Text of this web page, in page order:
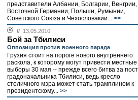
представители Албании, Болгарии, Венгрии,
Восточной Германии, Польши, Румынии,
Советского Союза и Чехословакии... >>
// 13.05.2010
Бой за Тбилиси
Оппозиция против военного парада
Грузия стоит на пороге нового внутреннего
раскола, к которому могут привести местные
выборы 30 мая -- прежде всего битва за пост
градоначальника Тбилиси, ведь кресло
столичного мэра может стать трамплином к
президентскому... >>